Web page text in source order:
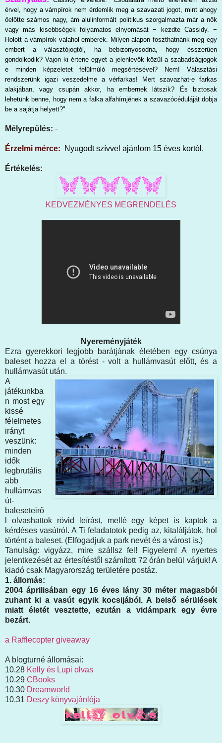
érvel, hogy a vámpírok nem érdemlik meg a szavazati jogot, mint ahogy
őelőtteszámos nagy, ám alulinformált politikus szorgalmazta már a nők
vagy más kisebbségek folyamatos elnyomását − kezdte Cassidy. −
Holott a vámpírok valahol emberek. Milyen alapon foszthatnánk meg egy
embert a választójogtól, ha bebizonyosodna, hogy ésszerűen
gondolkodik? Vajon ki értene egyet a jelenlevők közül a szabadságjogok
e minden képzeletet felülmúló megsértésével? Nem! Választási
rendszerünk igazi veszedelme a vérfarkas! Mert szavazhat-e farkas
alakjában, vagy csupán akkor, ha embernek látszik? És biztosak
lehetünk benne, hogy nem a falka alfahímjének a szavazócéduláját dobja
be a sajátja helyett?"
Mélyrepülés: -
Érzelmi mérce: Nyugodt szívvel ajánlom 15 éves kortól.
Értékelés:
KEDVEZMÉNYES MEGRENDELÉS
Nyereményjáték
Ezra gyerekkori legjobb barátjának életében egy csúnya
baleset hozza el a törést - volt a hullámvasút előtt, és a
hullámvasút után.
A
játékunkba
n most egy
kissé
félelmetes
irányt
veszünk:
minden
idők
legbrutális
abb
hullámvas
út-
baleseteirő
l olvashattok rövid leírást, mellé egy képet is kaptok a
kérdéses vasútról. A Ti feladatotok pedig az, kitaláljátok, hol
történt a baleset. (Elfogadjuk a park nevét és a várost is.)
Tanulság: vigyázz, mire szállsz fel! Figyelem! A nyertes
jelentkezését az értesítéstől számított 72 órán belül várjuk! A
kiadó csak Magyarország területére postáz.
1. állomás:
2004 áprilisában egy 16 éves lány 30 méter magasból
zuhant ki a vasút egyik kocsijából. A belső sérülések
miatt életét vesztette, ezután a vidámpark egy évre
bezárt.
a Rafflecopter giveaway
A blogturné állomásai:
10.28 Kelly és Lupi olvas
10.29 CBooks
10.30 Dreamworld
10.31 Deszy könyvajánlója